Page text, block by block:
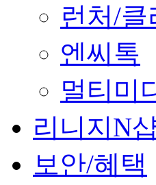
런처/클
엔씨톡
멀티미
리니지N
보안/혜택